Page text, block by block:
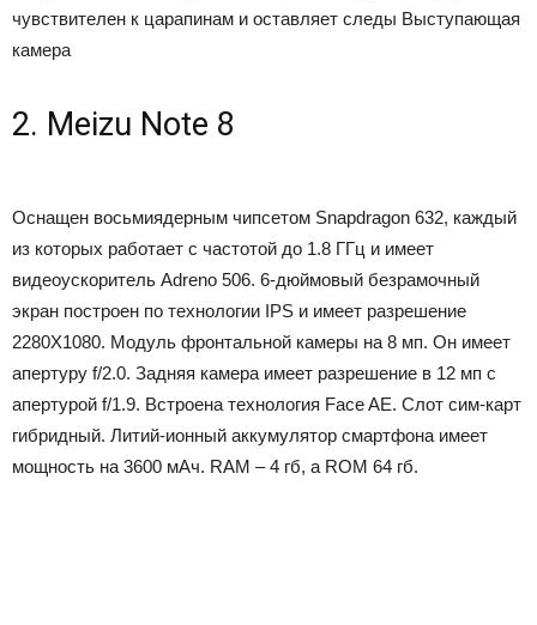
чувствителен к царапинам и оставляет следы Выступающая
камера
2. Meizu Note 8
Оснащен восьмиядерным чипсетом Snapdragon 632, каждый
из которых работает с частотой до 1.8 ГГц и имеет
видеоускоритель Аdreno 506. 6-дюймовый безрамочный
экран построен по технологии IPS и имеет разрешение
2280Х1080. Модуль фронтальной камеры на 8 мп. Он имеет
апертуру f/2.0. Задняя камера имеет разрешение в 12 мп с
апертурой f/1.9. Встроена технология Face AE. Слот сим-карт
гибридный. Литий-ионный аккумулятор смартфона имеет
мощность на 3600 мАч. RAM – 4 гб, а ROM 64 гб.